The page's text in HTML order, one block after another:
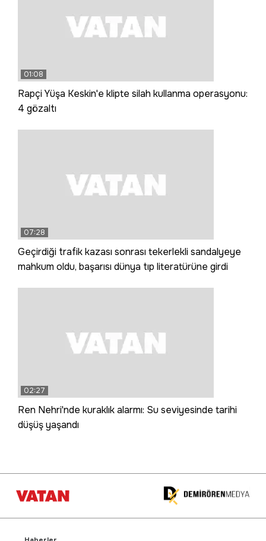
01:08
Rapçi Yüşa Keskin'e klipte silah kullanma operasyonu:
4 gözaltı
07:28
Geçirdiği trafik kazası sonrası tekerlekli sandalyeye
mahkum oldu, başarısı dünya tıp literatürüne girdi
02:27
Ren Nehri'nde kuraklık alarmı: Su seviyesinde tarihi
düşüş yaşandı